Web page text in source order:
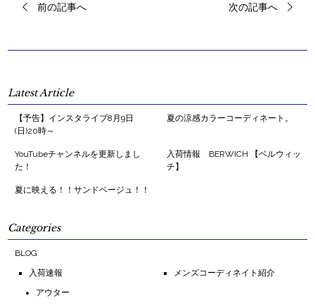
前の記事へ 次の記事へ
Latest Article
【予告】インスタライブ8月9日
(日)20時～
夏の涼感カラーコーディネート。
YouTubeチャンネルを更新しまし
た！
入荷情報 BERWICH 【ベルウィッ
チ】
夏に映える！！サンドベージュ！！
Categories
BLOG
入荷速報
アウター
メンズコーディネイト紹介